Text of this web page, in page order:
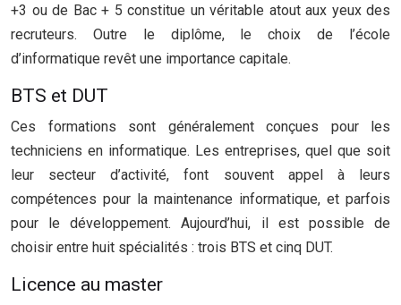
+3 ou de Bac + 5 constitue un véritable atout aux yeux des
recruteurs. Outre le diplôme, le choix de l’école
d’informatique revêt une importance capitale.
BTS et DUT
Ces formations sont généralement conçues pour les
techniciens en informatique. Les entreprises, quel que soit
leur secteur d’activité, font souvent appel à leurs
compétences pour la maintenance informatique, et parfois
pour le développement. Aujourd’hui, il est possible de
choisir entre huit spécialités : trois BTS et cinq DUT.
Licence au master